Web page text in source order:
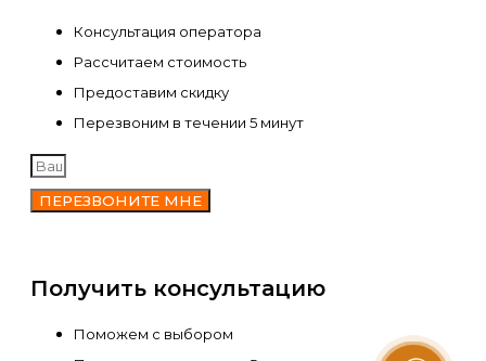
Консультация оператора
Рассчитаем стоимость
Предоставим скидку
Перезвоним в течении 5 минут
ПЕРЕЗВОНИТЕ МНЕ
Получить консультацию
Поможем с выбором